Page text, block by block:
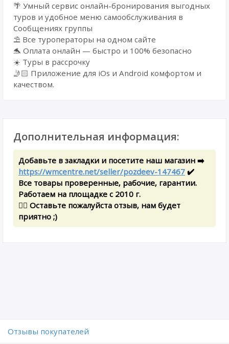
🌴 Умный сервис онлайн-бронирования выгодных
туров и удобное меню самообслуживания в
Сообщениях группы
⛱ Все туроператоры на одном сайте
🐬 Оплата онлайн — быстро и 100% безопасно
☀️ Туры в рассрочку
🤳🏻 Приложение для iOs и Android комфортом и
качеством.
Дополнительная информация:
Добавьте в закладки и посетите наш магазин ➡️
https://wmcentre.net/seller/pozdeev-147467 ✔️
Все товары проверенные, рабочие, гарантии.
Работаем на площадке с 2010 г.
✍🏻 Оставьте пожалуйста отзыв, нам будет
приятно ;)
Отзывы покупателей